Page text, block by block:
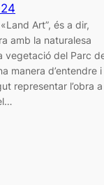
Art”, és a dir,
amb la naturalesa
vegetació del Parc
manera d’entendre i
representar l’obra a